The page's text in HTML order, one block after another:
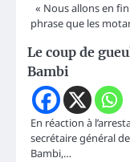
« Nous allons en
phrase que les
Le coup de
Bambi
En réaction à
secrétaire général
Bambi,…